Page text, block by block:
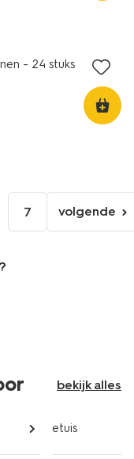
- 24 stuks
7
pagina
volgende
bekijk alles
etuis